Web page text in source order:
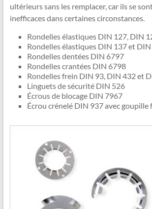
ultérieurs sans les remplacer, car ils se
inefficaces dans certaines circonstances.
Rondelles élastiques DIN 127, DIN
Rondelles élastiques DIN 137 et
Rondelles dentées DIN 6797
Rondelles crantées DIN 6798
Rondelles frein DIN 93, DIN 432 et
Linguets de sécurité DIN 526
Écrous de blocage DIN 7967
Écrou crénelé DIN 937 avec goupille